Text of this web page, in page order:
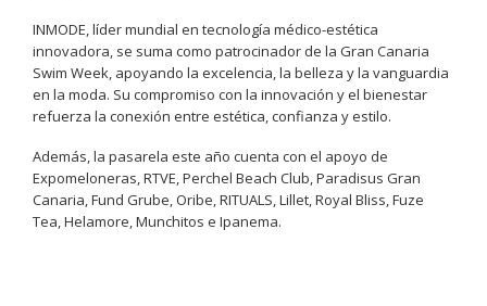
INMODE, líder mundial en tecnología médico-estética
innovadora, se suma como patrocinador de la Gran Canaria
Swim Week, apoyando la excelencia, la belleza y la vanguardia
en la moda. Su compromiso con la innovación y el bienestar
refuerza la conexión entre estética, confianza y estilo.
Además, la pasarela este año cuenta con el apoyo de
Expomeloneras, RTVE, Perchel Beach Club, Paradisus Gran
Canaria, Fund Grube, Oribe, RITUALS, Lillet, Royal Bliss, Fuze
Tea, Helamore, Munchitos e Ipanema.